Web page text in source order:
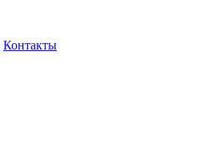
Контакты